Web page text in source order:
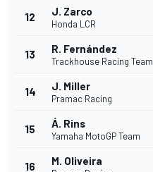
12 J. Zarco
Honda LCR
13 R. Fernández
Trackhouse Racing Team
14 J. Miller
Pramac Racing
15 Á. Rins
Yamaha MotoGP Team
16 M. Oliveira